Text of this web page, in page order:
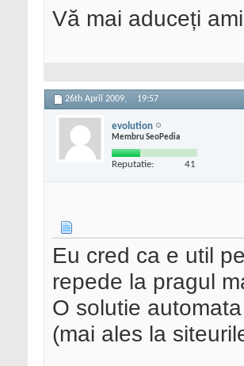
Vă mai aduceți
26th April 2009, 19:57
evolution
Membru SeoPedia
Reputatie: 41
Eu cred ca e util
repede la pragul
O solutie
(mai ales la